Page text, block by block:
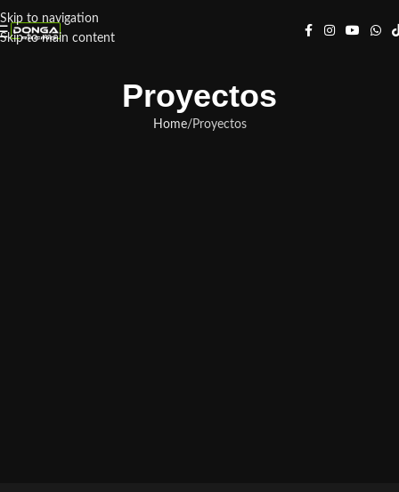
Skip to navigation
Skip to main content
Proyectos
Home Proyectos